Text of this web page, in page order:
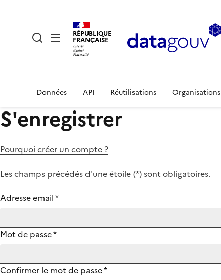
RÉPUBLIQUE
FRANÇAISE
Données API Réutilisations Organisations
S'enregistrer
Pourquoi créer un compte ?
Les champs précédés d'une étoile (*) sont obligatoires.
Adresse email*
Mot de passe*
Confirmer le mot de passe*